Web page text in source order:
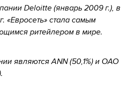
Deloitte (январь 2009 г.), в
«Евросеть» стала самым
ритейлером в мире.
являются ANN (50,1%) и ОАО